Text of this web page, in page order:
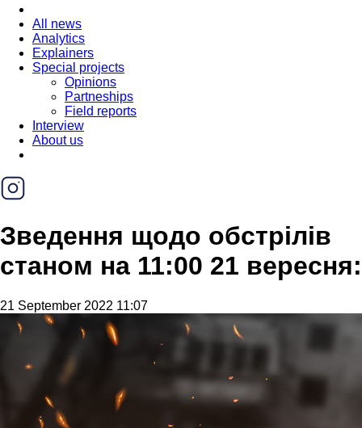
All news
Analytics
Explainers
Special projects
Opinions
Partneships
Field reports
Interview
About us
Зведення щодо обстрілів
станом на 11:00 21 вересня:
21 September 2022 11:07